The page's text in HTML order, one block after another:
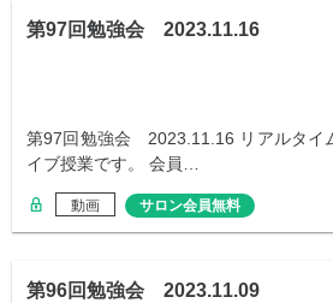
第97回勉強会 2023.11.16
第97回勉強会 2023.11.16 リアルタイ
イブ授業です。 会員…
動画 サロン会員無料
第96回勉強会 2023.11.09